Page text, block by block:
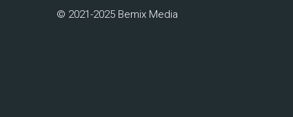
© 2021-2025 Bemix Media